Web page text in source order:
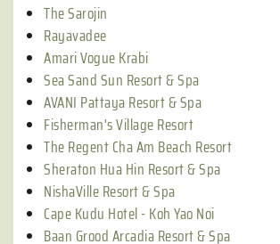
The Sarojin
Rayavadee
Amari Vogue Krabi
Sea Sand Sun Resort & Spa
AVANI Pattaya Resort & Spa
Fisherman's Village Resort
The Regent Cha Am Beach Resort
Sheraton Hua Hin Resort & Spa
NishaVille Resort & Spa
Cape Kudu Hotel - Koh Yao Noi
Baan Grood Arcadia Resort & Spa